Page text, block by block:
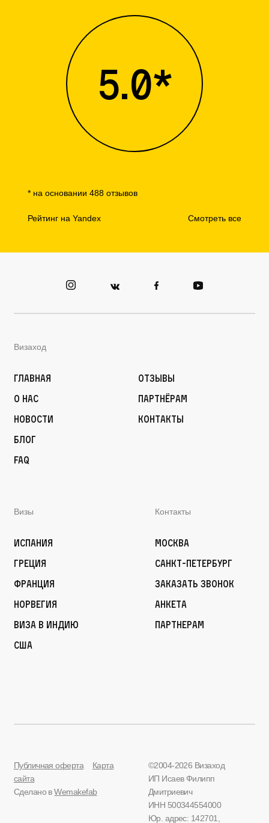
Рейтинг на Yandex Смотреть все
5.0*
* на основании 488 отзывов
Визаход
Главная
О нас
Новости
Блог
FAQ
Отзывы
Партнёрам
Контакты
Визы
Испания
Греция
Франция
Норвегия
Виза в Индию
США
Контакты
Москва
Санкт-Петербург
Заказать звонок
Анкета
Партнерам
Публичная оферта
Карта
сайта
Сделано вWemakefab
©2004-2026 Визаход
ИП Исаев Филипп
Дмитриевич
ИНН 500344554000
Юр. адрес: 142701,